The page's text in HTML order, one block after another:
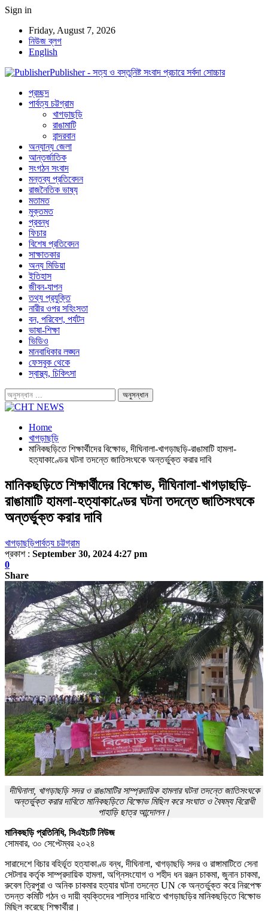
Sign in
Friday, August 7, 2026
নিউজ ব্লগ
English
Publisher - সত্য ও বস্তুনিষ্ট সংবাদ প্রচারে সর্বদা সোচ্চার
প্রচ্ছদ
পার্বত্য চট্টগ্রাম
খাগড়াছড়ি
রাঙামাটি
বান্দরবান
অন্যান্য জেলা
আন্তর্জাতিক
সংগঠন সংবাদ
মন্তব্য প্রতিবেদন
রাজনৈতিক ভাষ্য
মতামত
মুক্তমত
প্রবন্ধ
ফিচার
বিশেষ প্রতিবেদন
সাক্ষাতকার
অন্য মিডিয়া
ইতিহাস
জীবন-যাপন
তথ্য প্রযুক্তি
নারীর ওপর সহিংসতা
বন, পরিবেশ, পর্যটন
ভাষা-শিক্ষা
ভিডিও
মানবাধিকার লঙ্ঘন
ফেসবুক থেকে
স্বাস্থ্য, চিকিৎসা
Home
খাগড়াছড়ি
মানিকছড়িতে শিক্ষার্থীদের বিক্ষোভ, দীঘিনালা-খাগড়াছড়ি-রাঙামাটি হামলা-
হত্যাকাণ্ডের ঘটনা তদন্তে জাতিসংঘকে অন্তর্ভুক্ত করার দাবি
মানিকছড়িতে শিক্ষার্থীদের বিক্ষোভ, দীঘিনালা-খাগড়াছড়ি-
রাঙামাটি হামলা-হত্যাকাণ্ডের ঘটনা তদন্তে জাতিসংঘকে
অন্তর্ভুক্ত করার দাবি
খাগড়াছড়িপার্বত্য চট্টগ্রাম
প্রকাশ : September 30, 2024 4:27 pm
0
Share
দীঘিনালা, খাগড়াছড়ি সদর ও রাঙামাটির সাম্প্রদায়িক হামলার ঘটনা তদন্তে জাতিসংঘকে
অন্তর্ভুক্ত করার দাবিতে মানিকছড়িতে বিক্ষোভ মিছিল করে সংঘাত ও বৈষম্য বিরোধী
পাহাড়ি ছাত্র আন্দোলন।
মানিকছড়ি প্রতিনিধি, সিএইচটি নিউজ
সোমবার, ৩০ সেপ্টেম্বর ২০২৪
সারাদেশে বিচার বহির্ভূত হত্যাকাণ্ড বন্ধ, দীঘিনালা, খাগড়াছড়ি সদর ও রাঙ্গামাটিতে সেনা
সেটলার কর্তৃক সাম্প্রদায়িক হামলা, অগ্নিসংযোগ ও শহীদ ধন রঞ্জন চাকমা, জুনান চাকমা,
রুবেল ত্রিপুরা ও অনিক চাকমার হত্যার ঘটনা তদন্তে UN কে অন্তর্ভুক্ত করে নিরপেক্ষ
তদন্ত কমিটি গঠন ও দায়ী ব্যক্তিদের শাস্তির দাবিতে খাগড়াছড়ির মানিকছড়িতে বিক্ষোভ
মিছিল করেছে শিক্ষার্থীরা।